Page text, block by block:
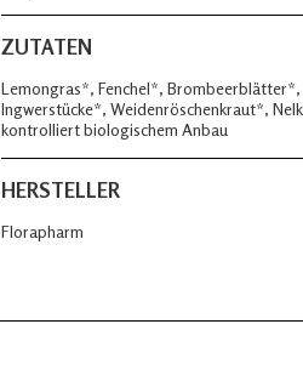
ZUTATEN
Lemongras*, Fenchel*,
Ingwerstücke*, Weidenröschenkraut*,
kontrolliert biologischem Anbau
HERSTELLER
Florapharm